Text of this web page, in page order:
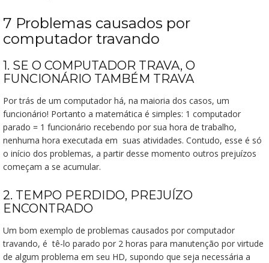
7 Problemas causados por
computador travando
1. SE O COMPUTADOR TRAVA, O
FUNCIONÁRIO TAMBÉM TRAVA
Por trás de um computador há, na maioria dos casos, um
funcionário! Portanto a matemática é simples: 1 computador
parado = 1 funcionário recebendo por sua hora de trabalho,
nenhuma hora executada em suas atividades. Contudo, esse é só
o início dos problemas, a partir desse momento outros prejuízos
começam a se acumular.
2. TEMPO PERDIDO, PREJUÍZO
ENCONTRADO
Um bom exemplo de problemas causados por computador
travando, é tê-lo parado por 2 horas para manutenção por virtude
de algum problema em seu HD, supondo que seja necessária a